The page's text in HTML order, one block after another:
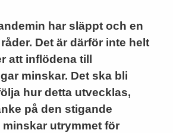
har släppt och en
Det är därför inte helt
att inflödena till
minskar. Det ska bli
hur detta utvecklas,
på den stigande
utrymmet för